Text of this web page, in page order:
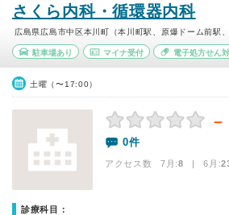
さくら内科・循環器内科
広島県広島市中区本川町（本川町駅、原爆ドーム前駅
駐車場あり マイナ受付 電子処方せん
土曜（〜17:00）
－
0件
アクセス数 7月:8 | 6月:
診療科目：